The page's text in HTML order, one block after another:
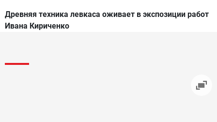
Древняя техника левкаса оживает в экспозиции работ
Ивана Кириченко